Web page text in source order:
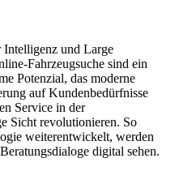
und Large
Fahrzeugsuche sind ein
Potenzial, das moderne
auf Kundenbedürfnisse
Service in der
Sicht revolutionieren. So
weiterentwickelt, werden
digital sehen.